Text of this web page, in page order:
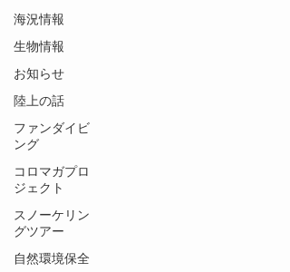
海況情報
生物情報
お知らせ
陸上の話
ファンダイビ
ング
コロマガプロ
ジェクト
スノーケリン
グツアー
自然環境保全